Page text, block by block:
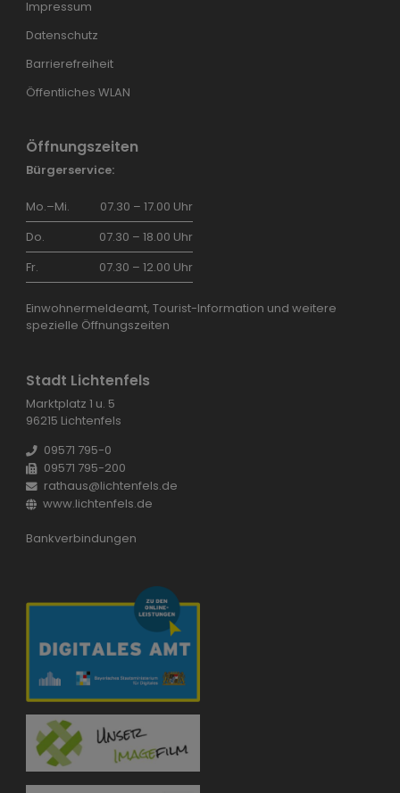
Impressum
Datenschutz
Barrierefreiheit
Öffentliches WLAN
Öffnungszeiten
Bürgerservice:
Mo.–Mi.
07.30 – 17.00 Uhr
Do.
07.30 – 18.00 Uhr
Fr.
07.30 – 12.00 Uhr
Einwohnermeldeamt, Tourist-Information und weitere
spezielle Öffnungszeiten
Stadt Lichtenfels
Marktplatz 1 u. 5
96215 Lichtenfels
09571 795-0
09571 795-200
rathaus@lichtenfels.de
www.lichtenfels.de
Bankverbindungen